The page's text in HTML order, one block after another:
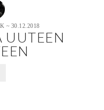
~ 30.12.2018
UUTEEN